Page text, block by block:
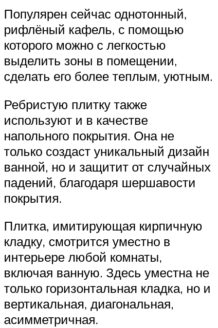
Популярен сейчас однотонный,
рифлёный кафель, с помощью
которого можно с легкостью
выделить зоны в помещении,
сделать его более теплым, уютным.
Ребристую плитку также
используют и в качестве
напольного покрытия. Она не
только создаст уникальный дизайн
ванной, но и защитит от случайных
падений, благодаря шершавости
покрытия.
Плитка, имитирующая кирпичную
кладку, смотрится уместно в
интерьере любой комнаты,
включая ванную. Здесь уместна не
только горизонтальная кладка, но и
вертикальная, диагональная,
асимметричная.